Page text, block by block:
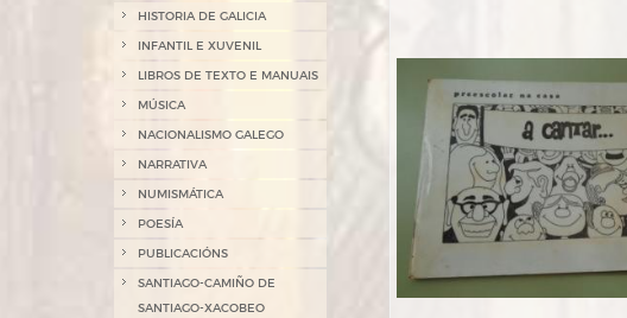
HISTORIA DE GALICIA
INFANTIL E XUVENIL
LIBROS DE TEXTO E MANUAIS
MÚSICA
NACIONALISMO GALEGO
NARRATIVA
NUMISMÁTICA
POESÍA
PUBLICACIÓNS
SANTIAGO-CAMIÑO DE
SANTIAGO-XACOBEO